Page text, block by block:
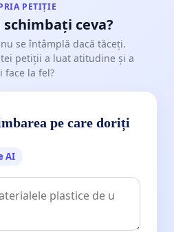
PETIȚIE
ceva?
se întâmplă dacă tăceți.
petiții a luat atitudine și a
face la fel?
pe care doriți
AI